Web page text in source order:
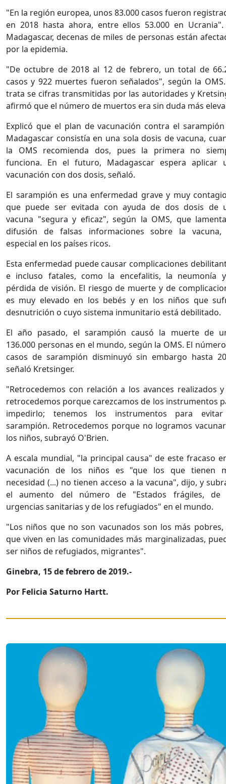
"En la región europea, unos 83.000 casos fueron
en 2018 hasta ahora, entre ellos 53.000 en Ucrania".
Madagascar, decenas de miles de personas están
por la epidemia.
"De octubre de 2018 al 12 de febrero, un total de
casos y 922 muertes fueron señalados", según la
trata se cifras transmitidas por las autoridades y
afirmó que el número de muertos era sin duda más
Explicó que el plan de vacunación contra el
Madagascar consistía en una sola dosis de vacuna,
la OMS recomienda dos, pues la primera no
funciona. En el futuro, Madagascar espera aplicar
vacunación con dos dosis, señaló.
El sarampión es una enfermedad grave y muy
que puede ser evitada con ayuda de dos dosis de
vacuna "segura y eficaz", según la OMS, que
difusión de falsas informaciones sobre la vacuna,
especial en los países ricos.
Esta enfermedad puede causar complicaciones
e incluso fatales, como la encefalitis, la neumonía
pérdida de visión. El riesgo de muerte y de
es muy elevado en los bebés y en los niños que
desnutrición o cuyo sistema inmunitario está debilitado.
El año pasado, el sarampión causó la muerte de
136.000 personas en el mundo, según la OMS. El
casos de sarampión disminuyó sin embargo hasta
señaló Kretsinger.
"Retrocedemos con relación a los avances realizados
retrocedemos porque carezcamos de los instrumentos
impedirlo; tenemos los instrumentos para
sarampión. Retrocedemos porque no logramos
los niños, subrayó O'Brien.
A escala mundial, "la principal causa" de este fracaso
vacunación de los niños es "que los que tienen
necesidad (...) no tienen acceso a la vacuna", dijo, y
el aumento del número de "Estados frágiles, de
urgencias sanitarias y de los refugiados" en el mundo.
"Los niños que no son vacunados son los más pobres,
que viven en las comunidades más marginalizadas,
ser niños de refugiados, migrantes".
Ginebra, 15 de febrero de 2019.-
Por Felicia Saturno Hartt.